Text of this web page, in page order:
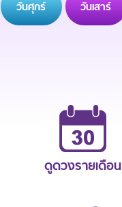
วันศุกร์ วันเสาร์
ดูดวงรายเดือน